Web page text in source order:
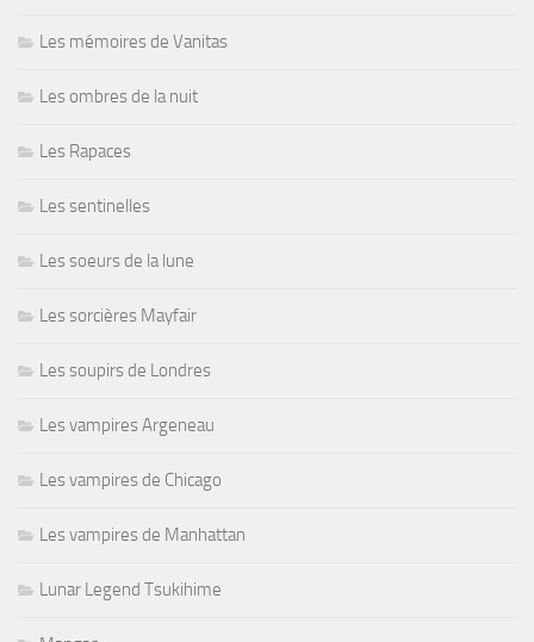
Les mémoires de Vanitas
Les ombres de la nuit
Les Rapaces
Les sentinelles
Les soeurs de la lune
Les sorcières Mayfair
Les soupirs de Londres
Les vampires Argeneau
Les vampires de Chicago
Les vampires de Manhattan
Lunar Legend Tsukihime